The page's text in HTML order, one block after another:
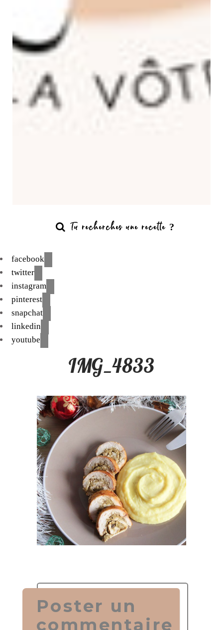
facebook
twitter
instagram
pinterest
snapchat
linkedin
youtube
IMG_4833
Poster un
commentaire